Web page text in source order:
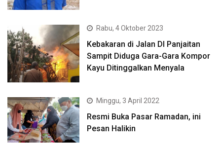
Rabu, 4 Oktober 2023
Kebakaran di Jalan DI Panjaitan
Sampit Diduga Gara-Gara Kompor
Kayu Ditinggalkan Menyala
Minggu, 3 April 2022
Resmi Buka Pasar Ramadan, ini
Pesan Halikin